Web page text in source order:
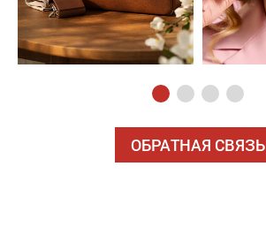
ОБРАТНАЯ СВЯЗЬ